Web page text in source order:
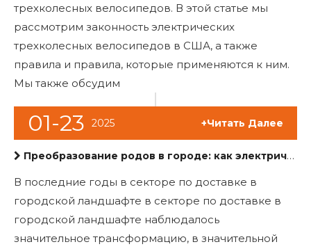
трехколесных велосипедов. В этой статье мы
рассмотрим законность электрических
трехколесных велосипедов в США, а также
правила и правила, которые применяются к ним.
Мы также обсудим
01-23 2025 +Читать Далее
Преобразование родов в городе: как электрические трехколесные велосипеды с грузовыми коробками переопределяют логистику в последнюю милю
В последние годы в секторе по доставке в
городской ландшафте в секторе по доставке в
городской ландшафте наблюдалось
значительное трансформацию, в значительной